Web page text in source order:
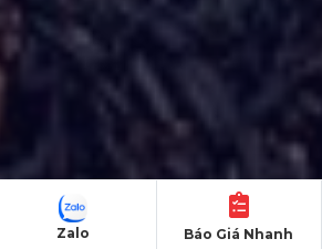
Báo Giá Nhanh
Zalo